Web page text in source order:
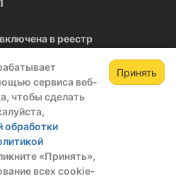
сервиса веб-
чтобы сделать
обработки
«Принять»,
всех cookie-
Принять
в реестр